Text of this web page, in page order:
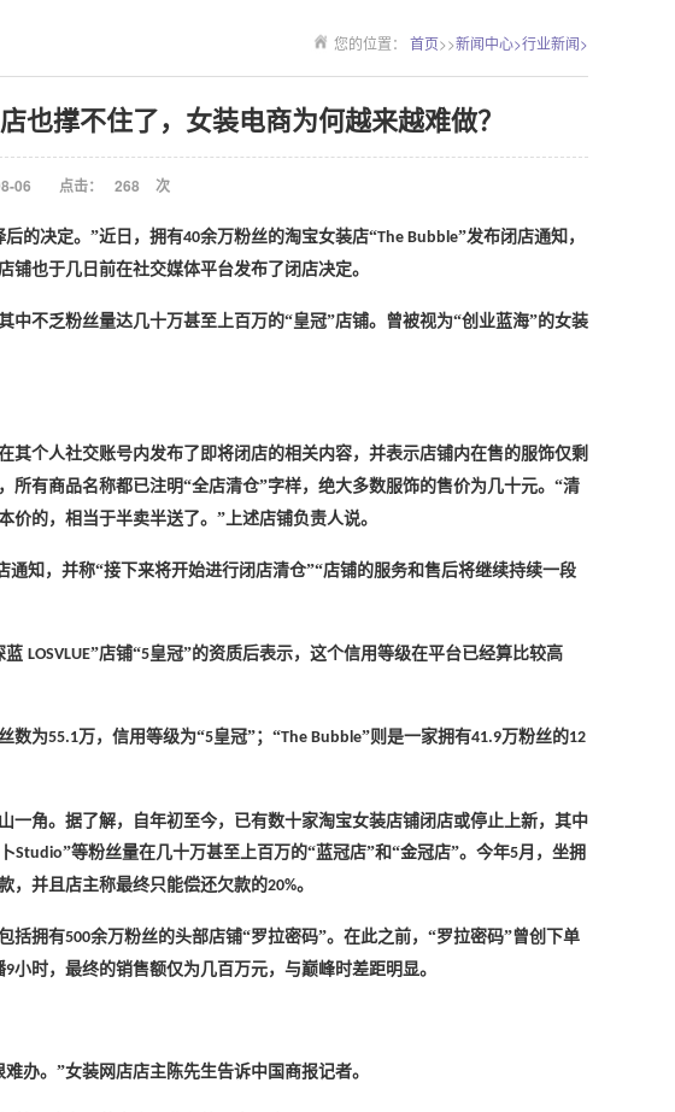
您的位置： 首页>>新闻中心>行业新闻>
也撑不住了，女装电商为何越来越难做？
06 点击： 268 次
的决定。”近日，拥有40余万粉丝的淘宝女装店“The Bubble”发布闭店通知，
铺也于几日前在社交媒体平台发布了闭店决定。
中不乏粉丝量达几十万甚至上百万的“皇冠”店铺。曾被视为“创业蓝海”的女装
其个人社交账号内发布了即将闭店的相关内容，并表示店铺内在售的服饰仅剩
所有商品名称都已注明“全店清仓”字样，绝大多数服饰的售价为几十元。“清
价的，相当于半卖半送了。”上述店铺负责人说。
通知，并称“接下来将开始进行闭店清仓”“店铺的服务和售后将继续持续一段
蓝 LOSVLUE”店铺“5皇冠”的资质后表示，这个信用等级在平台已经算比较高
数为55.1万，信用等级为“5皇冠”；“The Bubble”则是一家拥有41.9万粉丝的12
角。据了解，自年初至今，已有数十家淘宝女装店铺闭店或停止上新，其中
Studio”等粉丝量在几十万甚至上百万的“蓝冠店”和“金冠店”。今年5月，坐拥
，并且店主称最终只能偿还欠款的20%。
括拥有500余万粉丝的头部店铺“罗拉密码”。在此之前，“罗拉密码”曾创下单
9小时，最终的销售额仅为几百万元，与巅峰时差距明显。
办。”女装网店店主陈先生告诉中国商报记者。